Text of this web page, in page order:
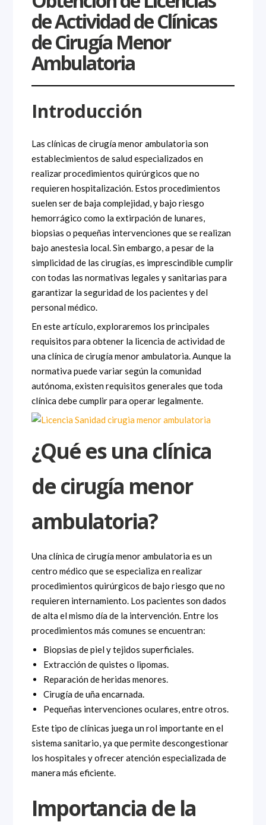
de Actividad de Clínicas
de Cirugía Menor
Ambulatoria
Introducción
Las clínicas de cirugía menor ambulatoria son
establecimientos de salud especializados en
realizar procedimientos quirúrgicos que no
requieren hospitalización. Estos procedimientos
suelen ser de baja complejidad, y bajo riesgo
hemorrágico como la extirpación de lunares,
biopsias o pequeñas intervenciones que se realizan
bajo anestesia local. Sin embargo, a pesar de la
simplicidad de las cirugías, es imprescindible cumplir
con todas las normativas legales y sanitarias para
garantizar la seguridad de los pacientes y del
personal médico.
En este artículo, exploraremos los principales
requisitos para obtener la licencia de actividad de
una clínica de cirugía menor ambulatoria. Aunque la
normativa puede variar según la comunidad
autónoma, existen requisitos generales que toda
clínica debe cumplir para operar legalmente.
¿Qué es una clínica
de cirugía menor
ambulatoria?
Una clínica de cirugía menor ambulatoria es un
centro médico que se especializa en realizar
procedimientos quirúrgicos de bajo riesgo que no
requieren internamiento. Los pacientes son dados
de alta el mismo día de la intervención. Entre los
procedimientos más comunes se encuentran:
Biopsias de piel y tejidos superficiales.
Extracción de quistes o lipomas.
Reparación de heridas menores.
Cirugía de uña encarnada.
Pequeñas intervenciones oculares, entre otros.
Este tipo de clínicas juega un rol importante en el
sistema sanitario, ya que permite descongestionar
los hospitales y ofrecer atención especializada de
manera más eficiente.
Importancia de la